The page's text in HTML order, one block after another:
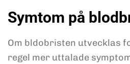
Symtom på
Om bldobristen utvecklas
regel mer uttalade